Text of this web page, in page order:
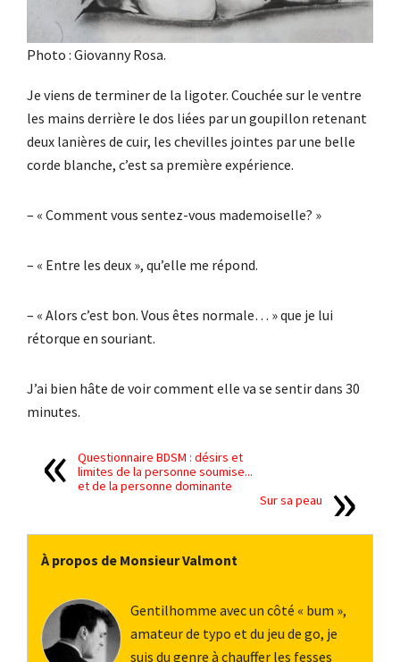
Photo : Giovanny Rosa.
Je viens de terminer de la ligoter. Couchée sur le ventre
les mains derrière le dos liées par un goupillon retenant
deux lanières de cuir, les chevilles jointes par une belle
corde blanche, c’est sa première expérience.
– « Comment vous sentez-vous mademoiselle? »
– « Entre les deux », qu’elle me répond.
– « Alors c’est bon. Vous êtes normale… » que je lui
rétorque en souriant.
J’ai bien hâte de voir comment elle va se sentir dans 30
minutes.
Questionnaire BDSM : désirs et
limites de la personne soumise...
et de la personne dominante
Sur sa peau
À propos de Monsieur Valmont
Gentilhomme avec un côté « bum »,
amateur de typo et du jeu de go, je
suis du genre à chauffer les fesses